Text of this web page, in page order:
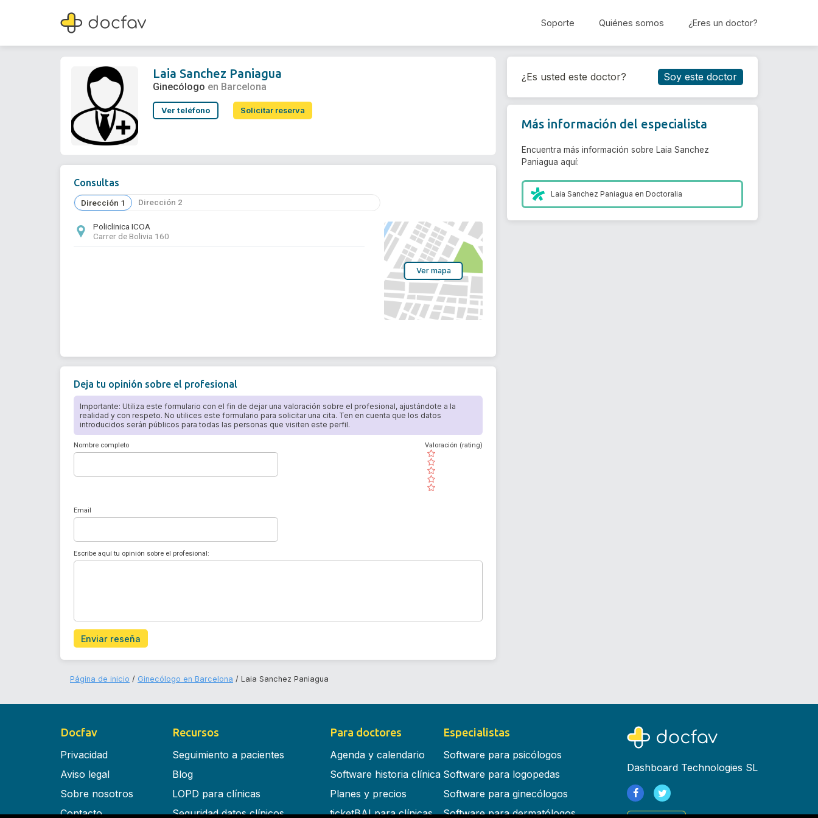
Soporte Quiénes somos ¿Eres un doctor?
Laia Sanchez Paniagua
Ginecólogo
Reservar cita
Laia Sanchez Paniagua
Ginecólogo en Barcelona
Ver teléfono Solicitar reserva
Consultas
Dirección 1 Dirección 2
Policlinica ICOA
Carrer de Bolivia 160
Ver mapa
Deja tu opinión sobre el profesional
Importante: Utiliza este formulario con el fin de dejar una valoración sobre el profesional, ajustándote a la
realidad y con respeto. No utilices este formulario para solicitar una cita. Ten en cuenta que los datos
introducidos serán públicos para todas las personas que visiten este perfil.
Nombre completo
( )
( )
( )
( )
( )
Valoración (rating)
Email
Escribe aquí tu opinión sobre el profesional:
Enviar reseña
¿Es usted este doctor? Soy este doctor
Más información del especialista
Encuentra más información sobre Laia Sanchez
Paniagua aquí:
Laia Sanchez Paniagua enDoctoralia
Página de inicio Ginecólogo en Barcelona Laia Sanchez Paniagua
Docfav
Privacidad
Aviso legal
Sobre nosotros
Contacto
Recursos
Seguimiento a pacientes
Blog
LOPD para clínicas
Seguridad datos clínicos
Para doctores
Agenda y calendario
Software historia clínica
Planes y precios
ticketBAI para clínicas
Especialistas
Software para psicólogos
Software para logopedas
Software para ginecólogos
Software para dermatólogos
Dashboard Technologies SL